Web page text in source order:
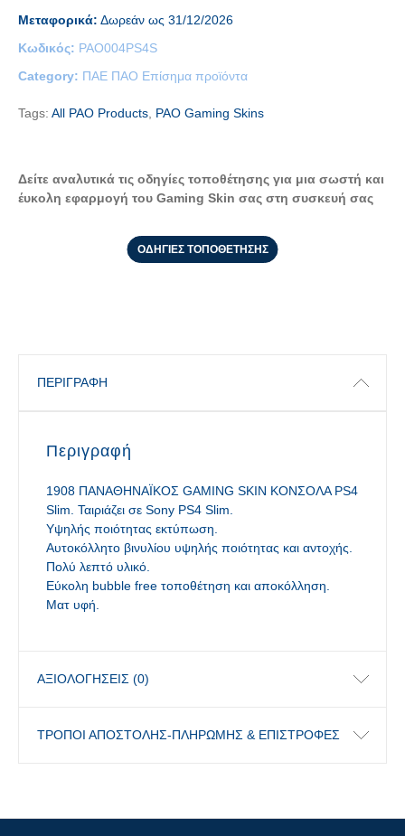
Μεταφορικά: Δωρεάν ως 31/12/2026
Κωδικός: PAO004PS4S
Category: ΠΑΕ ΠΑΟ Επίσημα προϊόντα
Tags: All PAO Products PAO Gaming Skins
Δείτε αναλυτικά τις οδηγίες τοποθέτησης για μια σωστή και
έυκολη εφαρμογή του Gaming Skin σας στη συσκευή σας
ΟΔΗΓΙΕΣ ΤΟΠΟΘΕΤΗΣΗΣ
ΠΕΡΙΓΡΑΦΉ
Περιγραφή
1908 ΠΑΝΑΘΗΝΑΪΚΟΣ GAMING SKIN ΚΟΝΣΟΛΑ PS4
Slim. Ταιριάζει σε Sony PS4 Slim.
Υψηλής ποιότητας εκτύπωση.
Αυτοκόλλητο βινυλίου υψηλής ποιότητας και αντοχής.
Πολύ λεπτό υλικό.
Εύκολη bubble free τοποθέτηση και αποκόλληση.
Ματ υφή.
ΑΞΙΟΛΟΓΉΣΕΙΣ (0)
ΤΡΟΠΟΙ ΑΠΟΣΤΟΛΗΣ-ΠΛΗΡΩΜΗΣ & ΕΠΙΣΤΡΟΦΕΣ